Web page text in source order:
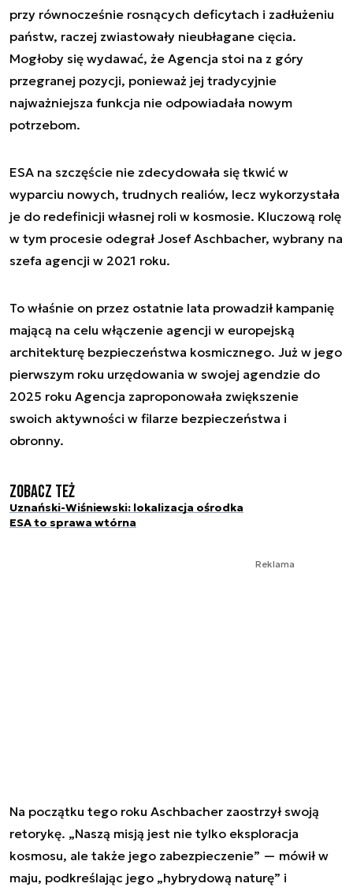
przy równocześnie rosnących deficytach i zadłużeniu
państw, raczej zwiastowały nieubłagane cięcia.
Mogłoby się wydawać, że Agencja stoi na z góry
przegranej pozycji, ponieważ jej tradycyjnie
najważniejsza funkcja nie odpowiadała nowym
potrzebom.
ESA na szczęście nie zdecydowała się tkwić w
wyparciu nowych, trudnych realiów, lecz wykorzystała
je do redefinicji własnej roli w kosmosie. Kluczową rolę
w tym procesie odegrał Josef Aschbacher, wybrany na
szefa agencji w 2021 roku.
To właśnie on przez ostatnie lata prowadził kampanię
mającą na celu włączenie agencji w europejską
architekturę bezpieczeństwa kosmicznego. Już w jego
pierwszym roku urzędowania w swojej agendzie do
2025 roku Agencja zaproponowała zwiększenie
swoich aktywności w filarze bezpieczeństwa i
obronny.
Zobacz też
Uznański-Wiśniewski: lokalizacja ośrodka
ESA to sprawa wtórna
Reklama
Na początku tego roku Aschbacher zaostrzył swoją
retorykę. „Naszą misją jest nie tylko eksploracja
kosmosu, ale także jego zabezpieczenie” — mówił w
maju, podkreślając jego „hybrydową naturę” i